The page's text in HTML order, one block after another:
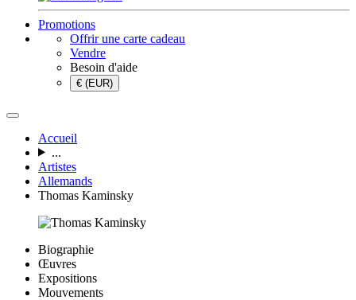
Promotions
Offrir une carte cadeau
Vendre
Besoin d'aide
€ (EUR)
Accueil
...
Artistes
Allemands
Thomas Kaminsky
Biographie
Œuvres
Expositions
Mouvements